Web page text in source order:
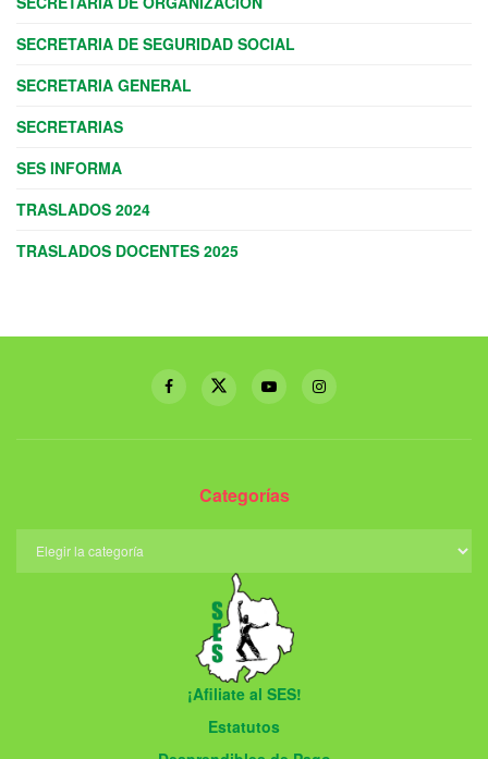
SECRETARIA DE SEGURIDAD SOCIAL
SECRETARIA GENERAL
SECRETARIAS
SES INFORMA
TRASLADOS 2024
TRASLADOS DOCENTES 2025
Categorías
¡Afiliate al SES!
Estatutos